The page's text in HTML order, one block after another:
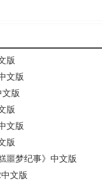
版
文版
文版
版
文版
版
噩梦纪事》中文版
文版